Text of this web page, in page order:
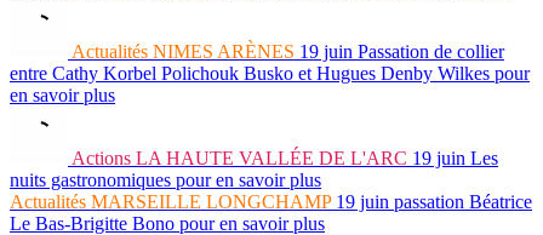
Actualités NIMES ARÈNES 19 juin Passation de collier
entre Cathy Korbel Polichouk Busko et Hugues Denby Wilkes pour
en savoir plus
Actions LA HAUTE VALLÉE DE L'ARC 19 juin Les
nuits gastronomiques pour en savoir plus
Actualités MARSEILLE LONGCHAMP 19 juin passation Béatrice
Le Bas-Brigitte Bono pour en savoir plus